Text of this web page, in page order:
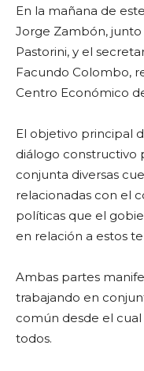
En la mañana de
Jorge Zambón,
Pastorini, y el
Facundo Colombo,
Centro Económico
El objetivo principal
diálogo constructivo
conjunta diversas
relacionadas con el
políticas que el
en relación a estos
Ambas partes
trabajando en
común desde el
todos.